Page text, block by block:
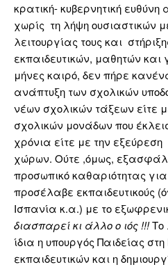
κρατική- κυβερνητική ευθύνη
χωρίς τη λήψη ουσιαστικών
λειτουργίας τους και
εκπαιδευτικών, μαθητών και
μήνες καιρό, δεν πήρε
ανάπτυξη των σχολικών
νέων σχολικών τάξεων είτε
σχολικών μονάδων που
χρόνια είτε με την
χώρων. Ούτε ,όμως,
προσωπικό καθαριότητας
προσέλαβε εκπαιδευτικούς
Ισπανία κ.α.) με το
διασπαρεί κι άλλο ο ιός !!!Το
ίδια η υπουργός Παιδείας
εκπαιδευτικών και η